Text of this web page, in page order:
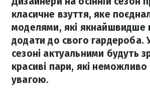
класичне взуття, яке
моделями, які якнайшвидше
додати до свого гардероба.
сезоні актуальними будуть
красиві пари, які
увагою.